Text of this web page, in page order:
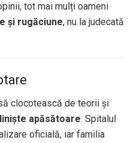
tot mai mulți oameni
și rugăciune, nu la judecată
clocotească de teorii și
apăsătoare. Spitalul
oficială, iar familia